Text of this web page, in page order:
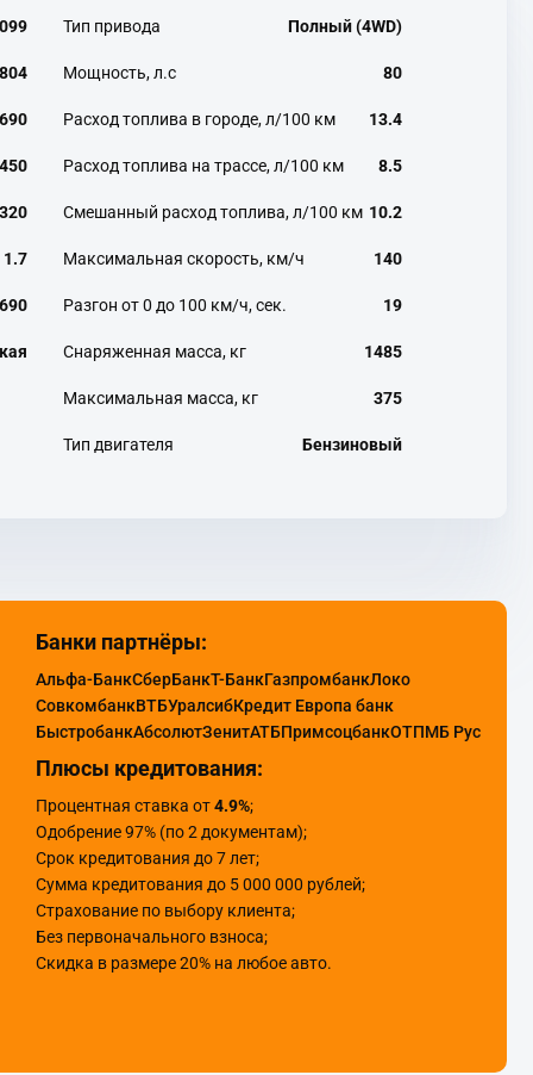
320
1.7
Тип привода
Мощность, л.с
Расход топлива в городе, л/100 км
Расход топлива на трассе, л/100 км
Смешанный расход топлива, л/100 км
Максимальная скорость, км/ч
Разгон от 0 до 100 км/ч, сек.
Снаряженная масса, кг
Максимальная масса, кг
Тип двигателя
Полный (4WD)
80
13.4
8.5
10.2
140
19
1485
375
Бензиновый
Банки партнёры:
Альфа-БанкСберБанкТ-БанкГазпромбанкЛоко
СовкомбанкВТБУралсибКредит Европа банк
БыстробанкАбсолютЗенитАТБПримсоцбанкОТПМБ Рус
Плюсы кредитования:
Процентная ставка от4.9%;
Одобрение 97% (по 2 документам);
Срок кредитования до 7 лет;
Сумма кредитования до 5 000 000 рублей;
Страхование по выбору клиента;
Без первоначального взноса;
Скидка в размере 20% на любое авто.